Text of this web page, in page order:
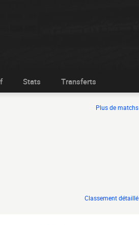
Stats Transferts
Plus de matchs
Classement détaillé